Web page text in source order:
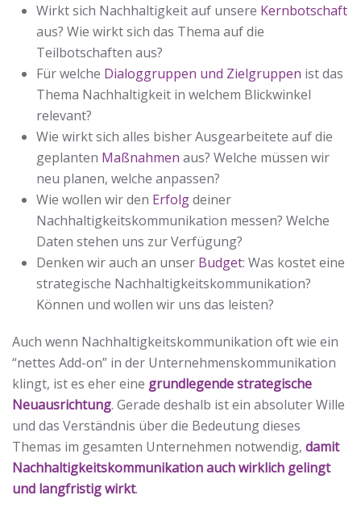
Wirkt sich Nachhaltigkeit auf unsere Kernbotschaft
aus? Wie wirkt sich das Thema auf die
Teilbotschaften aus?
Für welche Dialoggruppen und Zielgruppen ist das
Thema Nachhaltigkeit in welchem Blickwinkel
relevant?
Wie wirkt sich alles bisher Ausgearbeitete auf die
geplanten Maßnahmen aus? Welche müssen wir
neu planen, welche anpassen?
Wie wollen wir den Erfolgdeiner
Nachhaltigkeitskommunikation messen? Welche
Daten stehen uns zur Verfügung?
Denken wir auch an unser Budget: Was kostet eine
strategische Nachhaltigkeitskommunikation?
Können und wollen wir uns das leisten?
Auch wenn Nachhaltigkeitskommunikation oft wie ein
“nettes Add-on” in der Unternehmenskommunikation
klingt, ist es eher eine grundlegende strategische
Neuausrichtung. Gerade deshalb ist ein absoluter Wille
und das Verständnis über die Bedeutung dieses
Themas im gesamten Unternehmen notwendig, damit
Nachhaltigkeitskommunikation auch wirklich gelingt
und langfristig wirkt.